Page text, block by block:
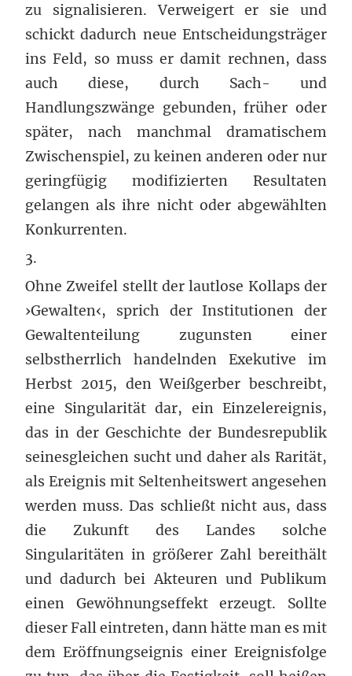
zu signalisieren. Verweigert er sie und
schickt dadurch neue Entscheidungsträger
ins Feld, so muss er damit rechnen, dass
auch diese, durch Sach- und
Handlungszwänge gebunden, früher oder
später, nach manchmal dramatischem
Zwischenspiel, zu keinen anderen oder nur
geringfügig modifizierten Resultaten
gelangen als ihre nicht oder abgewählten
Konkurrenten.
3.
Ohne Zweifel stellt der lautlose Kollaps der
›Gewalten‹, sprich der Institutionen der
Gewaltenteilung zugunsten einer
selbstherrlich handelnden Exekutive im
Herbst 2015, den Weißgerber beschreibt,
eine Singularität dar, ein Einzelereignis,
das in der Geschichte der Bundesrepublik
seinesgleichen sucht und daher als Rarität,
als Ereignis mit Seltenheitswert angesehen
werden muss. Das schließt nicht aus, dass
die Zukunft des Landes solche
Singularitäten in größerer Zahl bereithält
und dadurch bei Akteuren und Publikum
einen Gewöhnungseffekt erzeugt. Sollte
dieser Fall eintreten, dann hätte man es mit
dem Eröffnungseignis einer Ereignisfolge